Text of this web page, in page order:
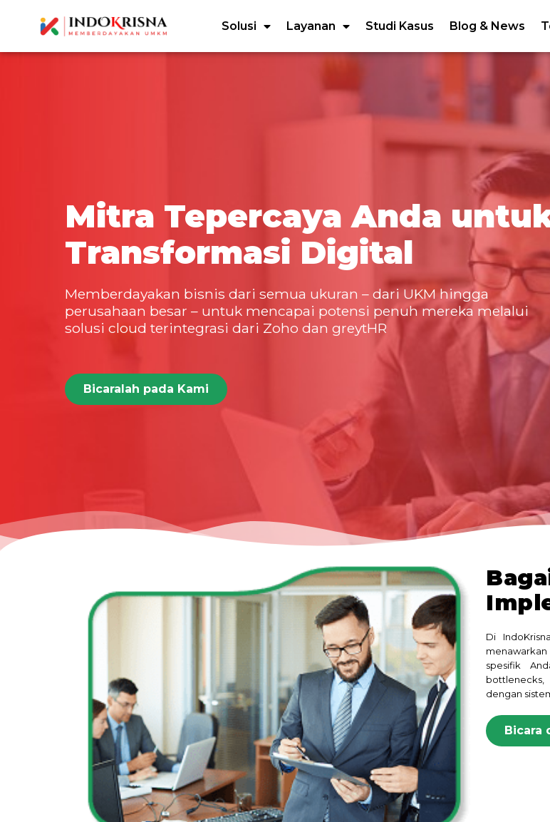
Solusi Layanan Studi Kasus Blog & News
Mitra Tepercaya Anda
Transformasi Digital
Memberdayakan bisnis dari semua ukuran – dari UKM hingga
perusahaan besar – untuk mencapai potensi penuh mereka melalui
solusi cloud terintegrasi dari Zoho dan greytHR
Bicaralah pada Kami
Di
spesifik
dengan
Bicara